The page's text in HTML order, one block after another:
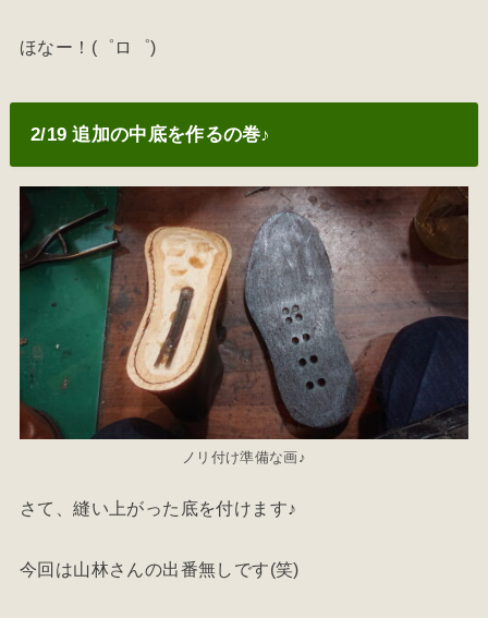
ほなー！(゜ロ゜)
2/19 追加の中底を作るの巻♪
ノリ付け準備な画♪
さて、縫い上がった底を付けます♪
今回は山林さんの出番無しです(笑)